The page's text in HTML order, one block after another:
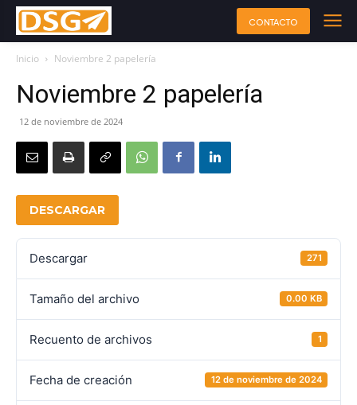
CONTACTO
Inicio Noviembre 2 papelería
Noviembre 2 papelería
12 de noviembre de 2024
DESCARGAR
Descargar 271
Tamaño del archivo 0.00 KB
Recuento de archivos 1
Fecha de creación 12 de noviembre de 2024